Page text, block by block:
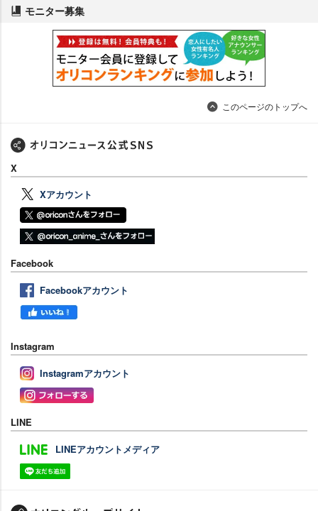
モニター募集
このページのトップへ
X
Xアカウント
Facebook
Facebookアカウント
Instagram
Instagramアカウント
LINE
LINEアカウントメディア